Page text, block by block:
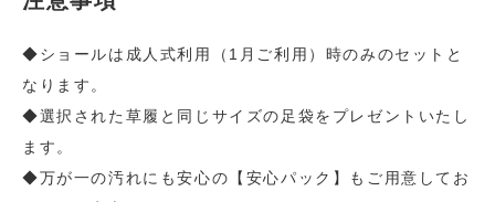
◆ショールは成人式利用（1月ご利用）時のみのセットと
なります。
◆選択された草履と同じサイズの足袋をプレゼントいたし
ます。
◆万が一の汚れにも安心の【安心パック】もご用意してお